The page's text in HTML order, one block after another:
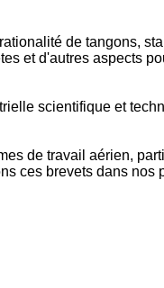
de tangons,
et d'autres aspects
scientifique et
de travail aérien,
ces brevets dans nos